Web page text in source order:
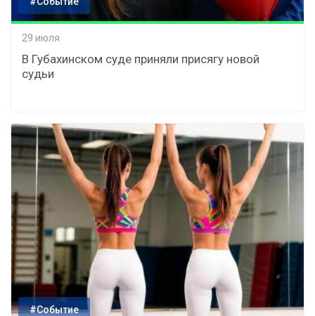
29 июля
В Губахинском суде приняли присягу новой
судьи
#Событие